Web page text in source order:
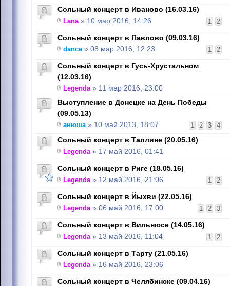
Сольный концерт в Иваново (16.03.16)
1 2
Lana» 10 мар 2016, 14:26
Сольный концерт в Павлово (09.03.16)
1 2
dance » 08 мар 2016, 12:23
Сольный концерт в Гусь-Хрустальном
(12.03.16)
Legenda» 11 мар 2016, 23:00
Выступление в Донецке на День Победы
(09.05.13)
1 2 3 4
анюша» 10 май 2013, 18:07
Сольный концерт в Таллине (20.05.16)
Legenda» 17 май 2016, 01:41
Сольный концерт в Риге (18.05.16)
1 2
Legenda» 12 май 2016, 21:06
Сольный концерт в Йыхви (22.05.16)
1 2 3
Legenda» 06 май 2016, 17:00
Сольный концерт в Вильнюсе (14.05.16)
1 2
Legenda» 13 май 2016, 11:04
Сольный концерт в Тарту (21.05.16)
Legenda» 16 май 2016, 23:06
Сольный концерт в Челябинске (09.04.16)